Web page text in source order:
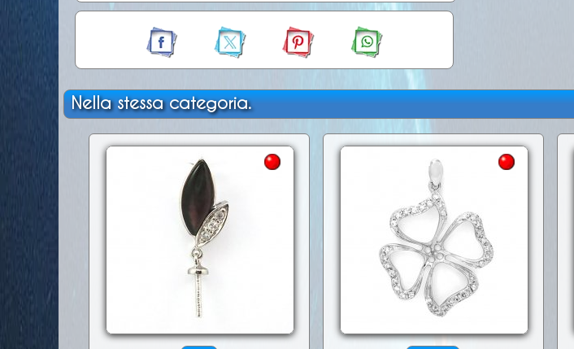
Nella stessa categoria.